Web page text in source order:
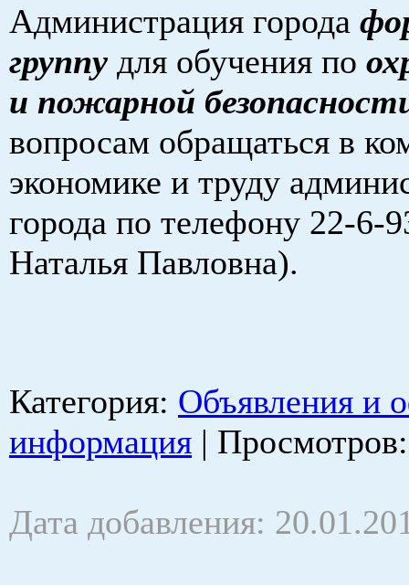
Администрация города
группу для обучения по
и пожарной
вопросам обращаться в
экономике и труду
города по телефону 22-6-
Наталья Павловна).
Категория: Объявления и
информация | Просмотров
Дата добавления: